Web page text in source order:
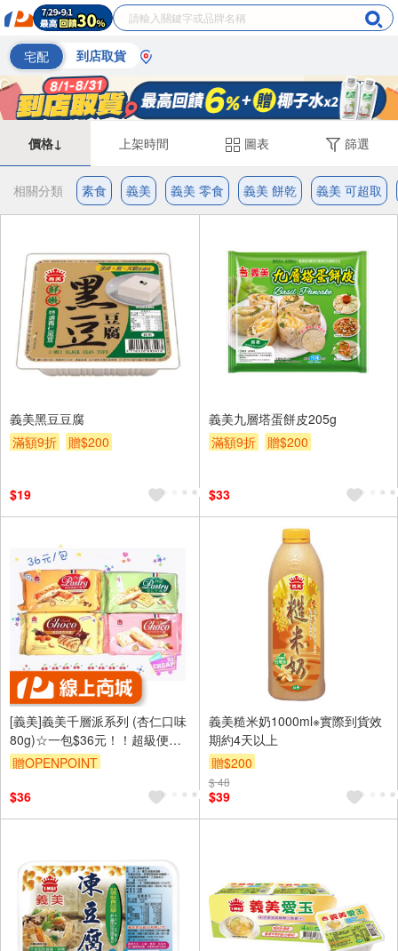
宅配 到店取貨
價格↓ 上架時間 圖表 篩選
相關分類 素食 義美 義美 零食 義美 餅乾 義美 可超取
義美黑豆豆腐
滿額9折
贈$200
$19
義美九層塔蛋餅皮205g
滿額9折
贈$200
$33
[義美]義美千層派系列 (杏仁口味
80g)☆一包$36元！！超級便宜
👍
贈OPENPOINT
$36
義美糙米奶1000ml※實際到貨效
期約4天以上
贈$200
$ 48
$39